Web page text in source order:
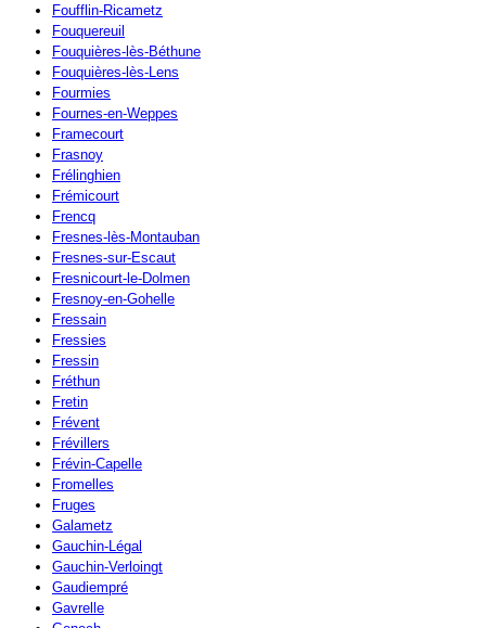
Foufflin-Ricametz
Fouquereuil
Fouquières-lès-Béthune
Fouquières-lès-Lens
Fourmies
Fournes-en-Weppes
Framecourt
Frasnoy
Frélinghien
Frémicourt
Frencq
Fresnes-lès-Montauban
Fresnes-sur-Escaut
Fresnicourt-le-Dolmen
Fresnoy-en-Gohelle
Fressain
Fressies
Fressin
Fréthun
Fretin
Frévent
Frévillers
Frévin-Capelle
Fromelles
Fruges
Galametz
Gauchin-Légal
Gauchin-Verloingt
Gaudiempré
Gavrelle